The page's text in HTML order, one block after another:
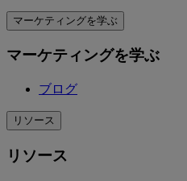
マーケティングを学ぶ
マーケティングを学ぶ
ブログ
リソース
リソース